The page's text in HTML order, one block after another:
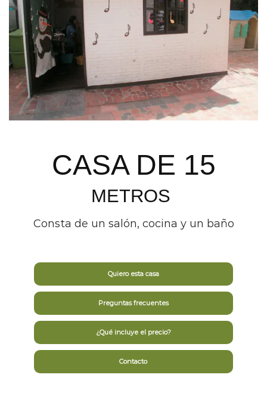
CASA DE 15
METROS
Consta de un salón, cocina y un baño
Quiero esta casa
Preguntas frecuentes
¿Qué incluye el precio?
Contacto